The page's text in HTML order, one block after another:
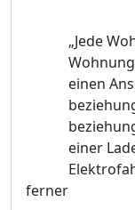
„Jede
einen
einer
ferner